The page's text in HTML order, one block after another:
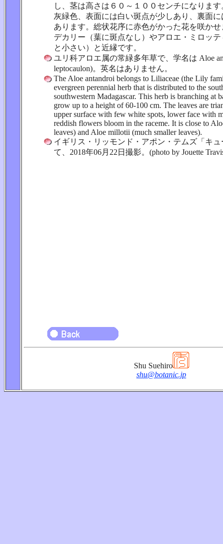
し、茎は高さは６０～１００センチになりま
灰緑色、表面には白い斑点が少しあり、裏面
あります。総状花序に赤色がかった花を咲か
デカリー（葉に斑点なし）やアロエ・ミロッ
と小さい）と近縁です。
ユリ科アロエ属の常緑多年草で、学名は Aloe
leptocaulon)。英名はありません。
The Aloe antandroi belongs to Liliaceae (the Lily
evergreen perennial herb that is distributed to the
southwestern Madagascar. This herb is branching at
grow up to a height of 60-100 cm. The leaves are
upper surface with few white spots, lower face with
reddish flowers bloom in the raceme. It is close to
leaves) and Aloe millotii (much smaller leaves).
イギリス・リッモンド・アポン・テムズ「キ
て、2018年06月22日撮影。(photo by Jouette
Shu Suehiro
shu@botanic.jp